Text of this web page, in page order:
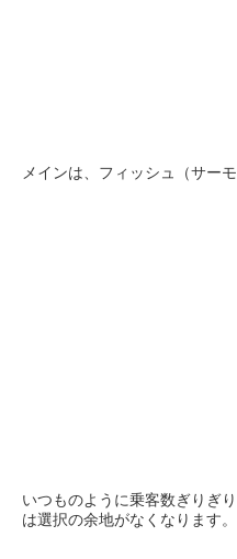
メインは、フィッシュ（サー
いつものように乗客数ぎりぎ
は選択の余地がなくなります。